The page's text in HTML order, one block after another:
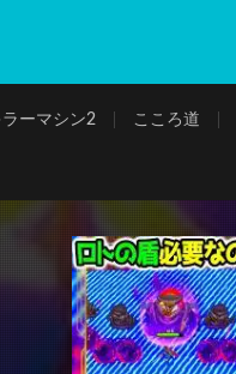
ラーマシン2 こころ道